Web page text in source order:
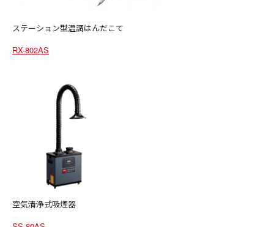
ステーション型温調はんだこて
RX-802AS
空気清浄式吸煙器